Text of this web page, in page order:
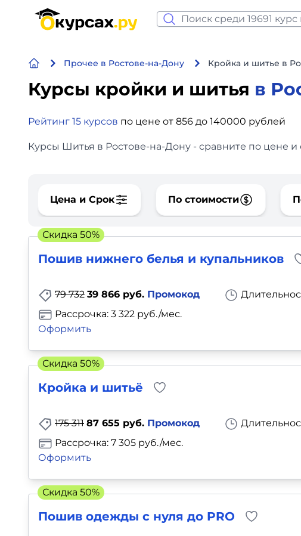
Прочее в Ростове-на-Дону Кройка и шитье в
Курсы кройки и шитья в
Рейтинг 15 курсов по цене от 856 до 140000 рублей
Курсы Шитья в Ростове-на-Дону - сравните по цене
Цена и Срок По стоимости
Пошив нижнего белья и купальников
79 732 39 866 руб. Промокод
Рассрочка: 3 322 руб./мес.
Оформить
Скидка 50%
Кройка и шитьё
175 311 87 655 руб. Промокод
Рассрочка: 7 305 руб./мес.
Оформить
Скидка 50%
Пошив одежды с нуля до PRO
Скидка 50%
Программирование
Бизнес и финансы
Дизайн
Видео, фото, аудио
Маркетинг
Иностранный язык
Для детей
Красота, здоровье, фитнес
Психология и саморазвитие
Прочее
Тесты на профориентацию